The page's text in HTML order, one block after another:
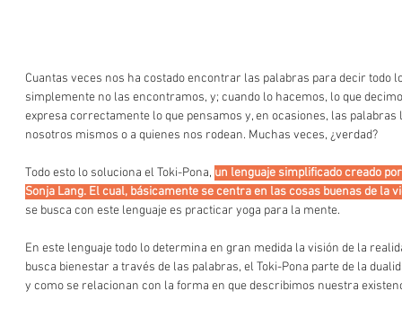
Cuantas veces nos ha costado encontrar las palabras para decir todo
simplemente no las encontramos, y; cuando lo hacemos, lo que
expresa correctamente lo que pensamos y, en ocasiones, las
nosotros mismos o a quienes nos rodean. Muchas veces, ¿verdad?
Todo esto lo soluciona el Toki-Pona, un lenguaje simplificado creado
Sonja Lang. El cual, básicamente se centra en las cosas buenas de la
se busca con este lenguaje es practicar yoga para la mente.
En este lenguaje todo lo determina en gran medida la visión de la
busca bienestar a través de las palabras, el Toki-Pona parte de la
y como se relacionan con la forma en que describimos nuestra